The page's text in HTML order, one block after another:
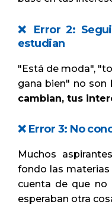
❌ Error 2:
estudian
"Está de moda",
gana bien" no son
cambian, tus
❌ Error 3: No
Muchos
fondo las materias
cuenta de que
esperaban otra